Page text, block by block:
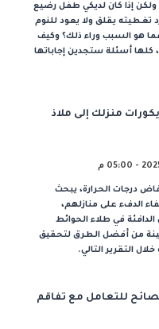
ولكن إذا كان لديكي طفل رضيع
يقلق ولا يعود للنوم
فما هو السبب وراء ذلك؟ وكيف
كلها أسئلة ستجدين إجاباتها
منزلك إلى ملاذ
درجات الحرارة، يبحث
الدفء على منازلهم،
الدافئة في طلاء الحوائط
من أفضل الطرق لتحقيق
التقرير التالي.
للتعامل مع تفاقم